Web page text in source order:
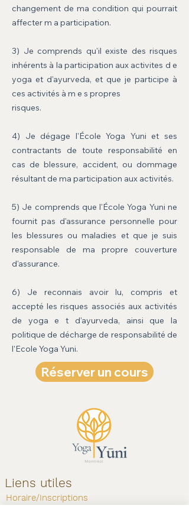
changement de ma condition qui pourrait
affecter m a participation.
3) Je comprends qu'il existe des risques
inhérents à la participation aux activites d e
yoga et d'ayurveda, et que je participe à
ces activités à m e s propres
risques.
4) Je dégage l'École Yoga Yuni et ses
contractants de toute responsabilité en
cas de blessure, accident, ou dommage
résultant de ma participation aux activités.
5) Je comprends que l'École Yoga Yuni ne
fournit pas d'assurance personnelle pour
les blessures ou maladies et que je suis
responsable de ma propre couverture
d'assurance.
6) Je reconnais avoir lu, compris et
accepté les risques associés aux activités
de yoga e t d'ayurveda, ainsi que la
politique de décharge de responsabilité de
l'Ecole Yoga Yuni.
Réserver un cours
Liens utiles
Horaire/Inscriptions